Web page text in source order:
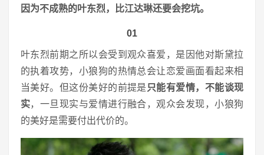
因为不成熟的叶东烈，比江达琳还要会挖坑。
01
叶东烈前期之所以会受到观众喜爱，是因他对斯黛拉
的执着攻势，小狼狗的热情总会让恋爱画面看起来相
当美好。但这份美好的前提是 只能有爱情，不能谈现
实，一旦现实与爱情进行融合，观众会发现，小狼狗
的美好是需要付出代价的。